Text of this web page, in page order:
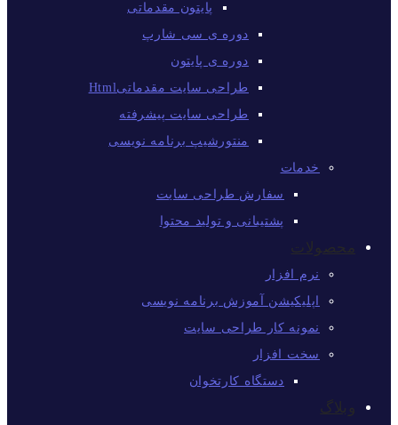
پایتون مقدماتی
دوره ی سی شارپ
دوره ی پایتون
طراحی سایت مقدماتیHtml
طراحی سایت پیشرفته
منتورشیپ برنامه نویسی
خدمات
سفارش طراحی سایت
پشتیبانی و تولید محتوا
محصولات
نرم افزار
اپلیکیشن آموزش برنامه نویسی
نمونه کار طراحی سایت
سخت افزار
دستگاه کارتخوان
وبلاگ